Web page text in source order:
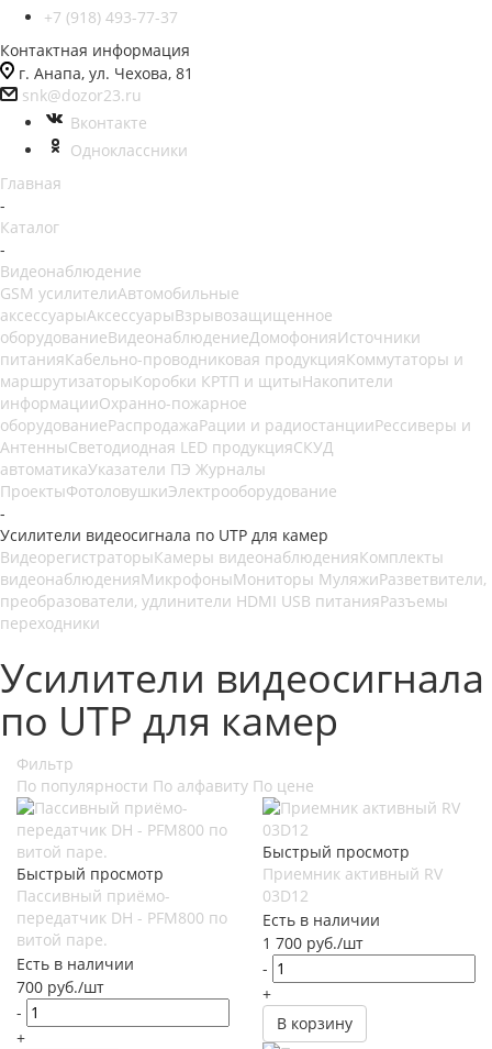
+7 (918) 493-77-37
Контактная информация
г. Анапа, ул. Чехова, 81
snk@dozor23.ru
Вконтакте
Одноклассники
Главная
-
Каталог
-
Видеонаблюдение
GSM усилителиАвтомобильные
аксессуарыАксессуарыВзрывозащищенное
оборудованиеВидеонаблюдениеДомофонияИсточники
питанияКабельно-проводниковая продукцияКоммутаторы и
маршрутизаторыКоробки КРТП и щитыНакопители
информацииОхранно-пожарное
оборудованиеРаспродажаРации и радиостанцииРессиверы и
АнтенныСветодиодная LED продукцияСКУД
автоматикаУказатели ПЭ Журналы
ПроектыФотоловушкиЭлектрооборудование
-
Усилители видеосигнала по UTP для камер
ВидеорегистраторыКамеры видеонаблюденияКомплекты
видеонаблюденияМикрофоныМониторы МуляжиРазветвители,
преобразователи, удлинители HDMI USB питанияРазъемы
переходники
Усилители видеосигнала
по UTP для камер
Фильтр
По популярности По алфавиту По цене
Быстрый просмотр
Пассивный приёмо-
передатчик DH - PFM800 по
витой паре.
Есть в наличии
700 руб./шт
-
+
Быстрый просмотр
Приемник активный RV
03D12
Есть в наличии
1 700 руб./шт
-
+
В корзину